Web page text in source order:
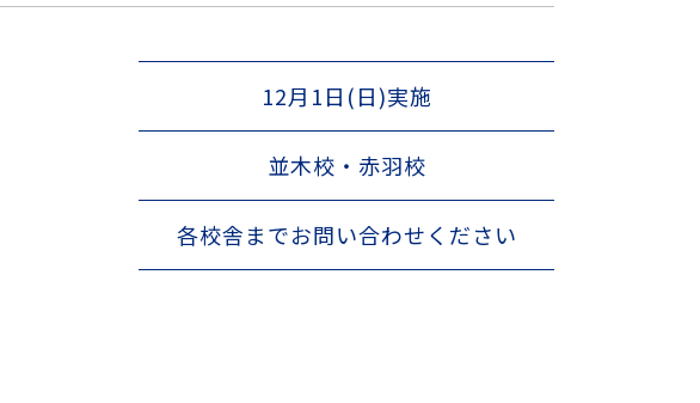
12月1日(日)実施
並木校・赤羽校
各校舎までお問い合わせください